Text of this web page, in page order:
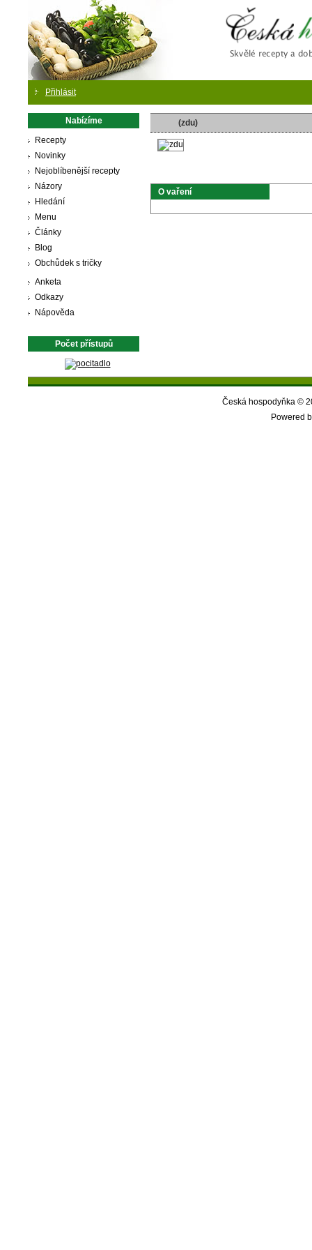
Přihlásit
Nabízíme
Recepty
Novinky
Nejoblíbenější recepty
Názory
Hledání
Menu
Články
Blog
Obchůdek s tričky
Anketa
Odkazy
Nápověda
Počet přístupů
(zdu)
O vaření
Česká hospodyňka ©
Powered